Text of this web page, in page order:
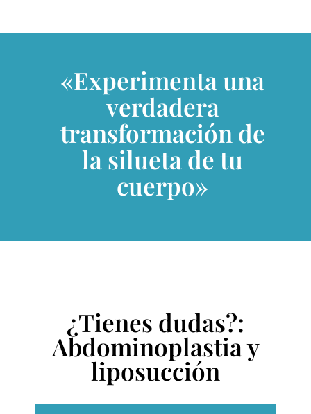
«Experimenta una
verdadera
transformación de
la silueta de tu
cuerpo»
¿Tienes dudas?:
Abdominoplastia y
liposucción